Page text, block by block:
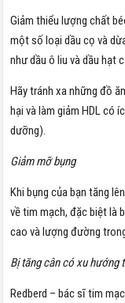
Giảm thiểu lượng chất
một số loại dầu cọ và
như dầu ô liu và dầu hạt
Hãy tránh xa những đồ
hại và làm giảm HDL có
dưỡng).
Giảm mỡ bụng
Khi bụng của bạn tăng
về tim mạch, đặc biệt là
cao và lượng đường
Bị tăng cân có xu hướng
Redberd – bác sĩ tim